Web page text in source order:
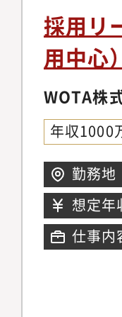
採用リ
用中心）
WOTA株
年収1000
勤務地
想定年
仕事内